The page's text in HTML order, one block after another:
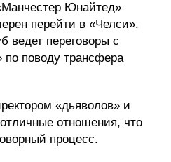
Юнайтед»
перейти в «Челси».
ведет переговоры с
поводу трансфера
«дьяволов» и
отношения, что
процесс.